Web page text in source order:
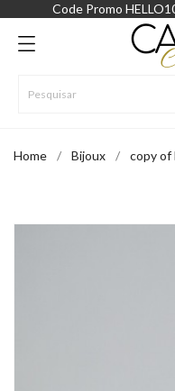
Code Promo
Home Bijoux copy of